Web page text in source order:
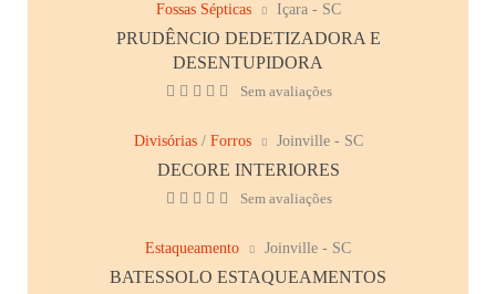
Fossas Sépticas
Içara - SC
PRUDÊNCIO DEDETIZADORA E
DESENTUPIDORA
Sem avaliações
Divisórias/ Forros Joinville - SC
DECORE INTERIORES
Sem avaliações
Estaqueamento Joinville - SC
BATESSOLO ESTAQUEAMENTOS